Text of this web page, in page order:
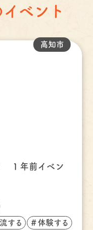
ベント
１年前イベン
高知市
する ＃体験する